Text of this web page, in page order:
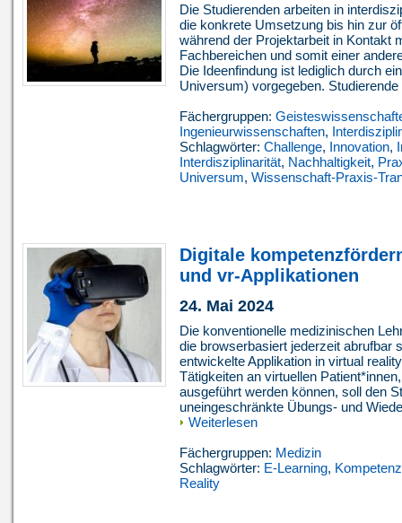
Die Studierenden arbeiten in
die konkrete Umsetzung bis hin zur
während der Projektarbeit in Kontakt
Fachbereichen und somit einer
Die Ideenfindung ist lediglich durch
Universum) vorgegeben.
Fächergruppen:
Ingenieurwissenschaften,
Schlagwörter: Challenge, Innovation,
Interdisziplinarität, Nachhaltigkeit,
Universum, Wissenschaft-Praxis-
Digitale
und vr-Applikationen
24. Mai 2024
Die konventionelle medizinischen
die browserbasiert jederzeit abrufbar
entwickelte Applikation in virtual
Tätigkeiten an virtuellen
ausgeführt werden können, soll den
uneingeschränkte Übungs- und
Weiterlesen
Fächergruppen: Medizin
Schlagwörter: E-Learning,
Reality